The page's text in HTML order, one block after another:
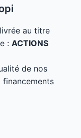
au titre
: ACTIONS
de nos